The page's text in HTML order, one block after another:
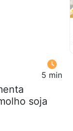
5 min
soja